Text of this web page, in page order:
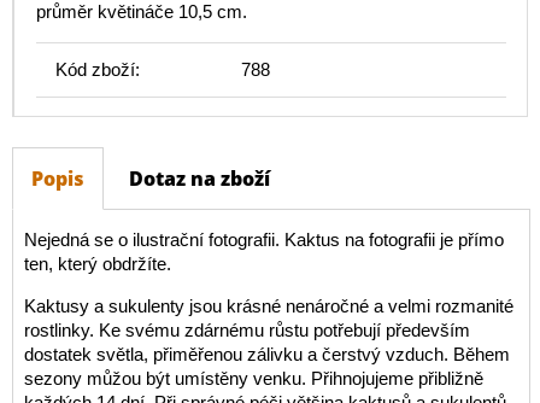
průměr květináče 10,5 cm.
Kód zboží: 788
Popis Dotaz na zboží
Nejedná se o ilustrační fotografii. Kaktus na fotografii je přímo
ten, který obdržíte.
Kaktusy a sukulenty jsou krásné nenáročné a velmi rozmanité
rostlinky. Ke svému zdárnému růstu potřebují především
dostatek světla, přiměřenou zálivku a čerstvý vzduch. Během
sezony můžou být umístěny venku. Přihnojujeme přibližně